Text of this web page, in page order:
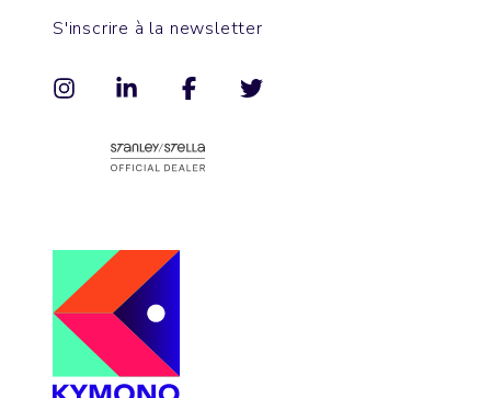
S'inscrire à la newsletter